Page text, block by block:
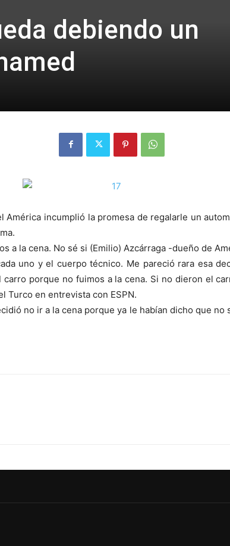
debiendo un
América incumplió la promesa de regalarle un
a la cena. No sé si (Emilio) Azcárraga -dueño de
uno y el cuerpo técnico. Me pareció rara esa
porque no fuimos a la cena. Si no dieron el
Turco en entrevista con ESPN.
no ir a la cena porque ya le habían dicho que